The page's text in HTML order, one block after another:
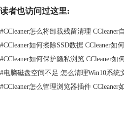
读者也访问过这里:
#CCleaner怎么将卸载残留清理 CCleaner
#CCleaner如何擦除SSD数据 CCleaner如
#CCleaner如何保护隐私浏览 CCleaner如
#电脑磁盘空间不足 怎么清理Win10系统
#CCleaner怎么管理浏览器插件 CCleaner